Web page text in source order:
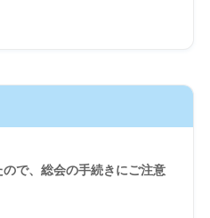
ので、総会の手続きにご注意